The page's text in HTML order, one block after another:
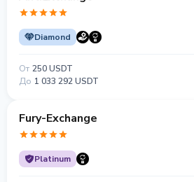
Diamond
От 250 USDT
До 1 033 292 USDT
Fury-Exchange
Platinum